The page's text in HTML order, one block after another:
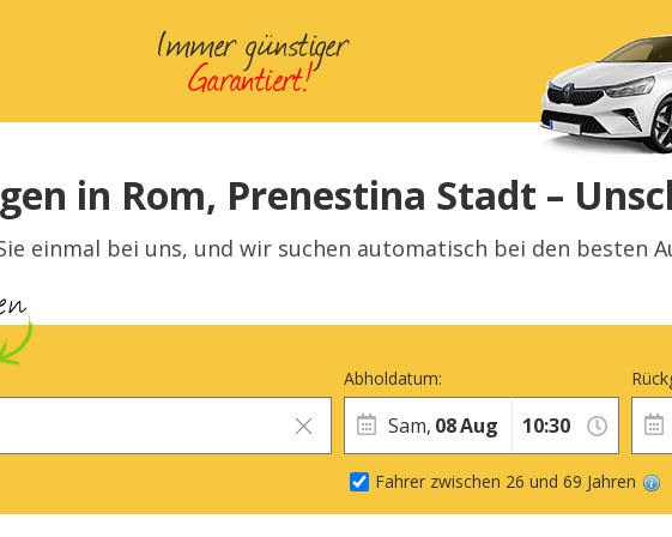
in Rom, Prenestina Stadt –
einmal bei uns, und wir suchen automatisch bei den besten
Abholdatum:
Sam, 08Aug
Fahrer zwischen 26 und 69 Jahren